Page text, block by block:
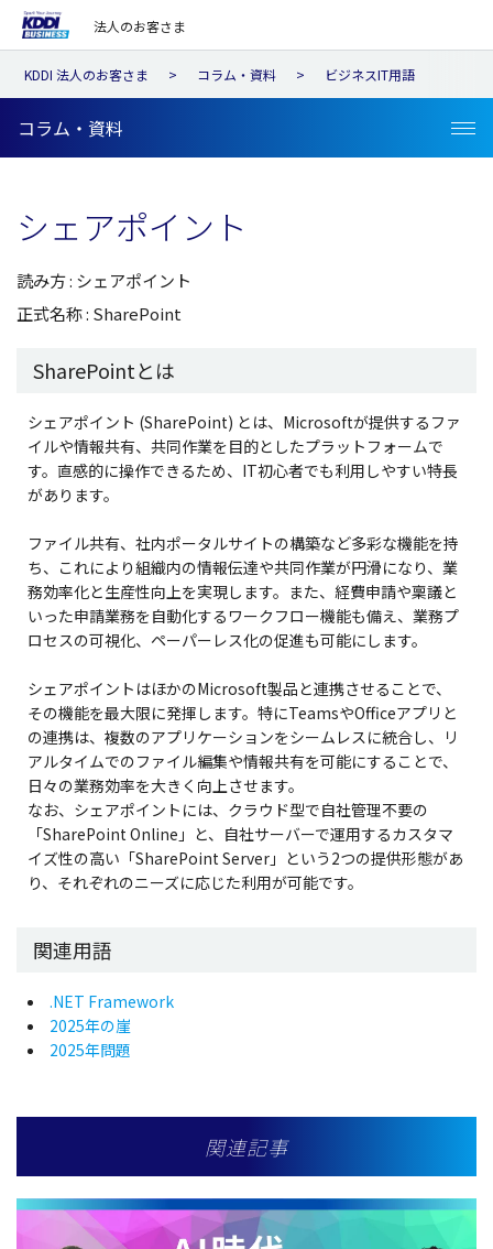
法人のお客さま
KDDI 法人のお客さま コラム・資料 ビジネスIT用語
コラム・資料
シェアポイント
読み方 : シェアポイント
正式名称 : SharePoint
SharePointとは
シェアポイント (SharePoint) とは、Microsoftが提供するファ
イルや情報共有、共同作業を目的としたプラットフォームで
す。直感的に操作できるため、IT初心者でも利用しやすい特長
があります。
ファイル共有、社内ポータルサイトの構築など多彩な機能を持
ち、これにより組織内の情報伝達や共同作業が円滑になり、業
務効率化と生産性向上を実現します。また、経費申請や稟議と
いった申請業務を自動化するワークフロー機能も備え、業務プ
ロセスの可視化、ペーパーレス化の促進も可能にします。
シェアポイントはほかのMicrosoft製品と連携させることで、
その機能を最大限に発揮します。特にTeamsやOfficeアプリと
の連携は、複数のアプリケーションをシームレスに統合し、リ
アルタイムでのファイル編集や情報共有を可能にすることで、
日々の業務効率を大きく向上させます。
なお、シェアポイントには、クラウド型で自社管理不要の
「SharePoint Online」と、自社サーバーで運用するカスタマ
イズ性の高い「SharePoint Server」という2つの提供形態があ
り、それぞれのニーズに応じた利用が可能です。
関連用語
.NET Framework
2025年の崖
2025年問題
関連記事